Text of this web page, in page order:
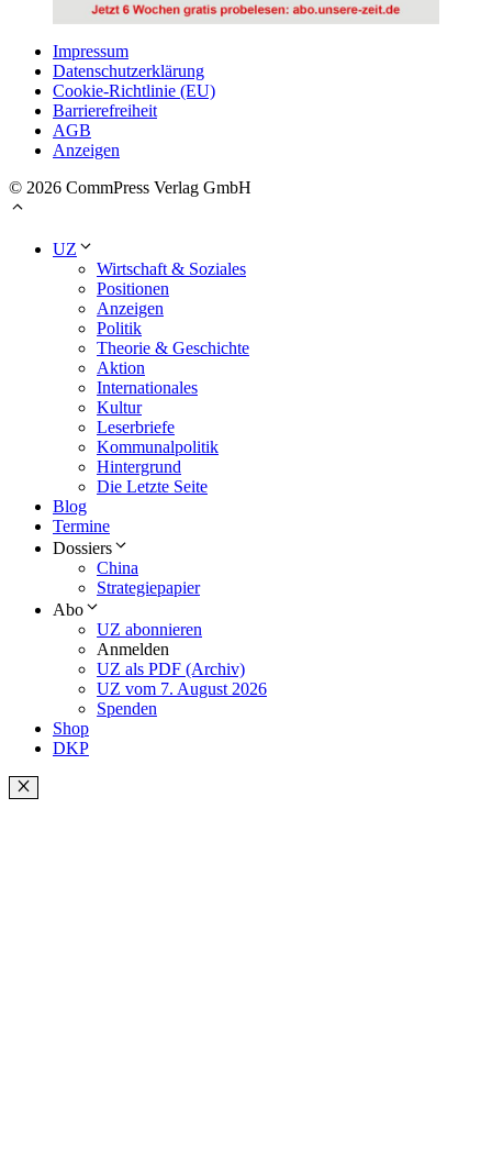
Impressum
Datenschutzerklärung
Cookie-Richtlinie (EU)
Barrierefreiheit
AGB
Anzeigen
© 2026 CommPress Verlag GmbH
UZ
Wirtschaft & Soziales
Positionen
Anzeigen
Politik
Theorie & Geschichte
Aktion
Internationales
Kultur
Leserbriefe
Kommunalpolitik
Hintergrund
Die Letzte Seite
Blog
Termine
Dossiers
China
Strategiepapier
Abo
UZ abonnieren
Anmelden
UZ als PDF (Archiv)
UZ vom 7. August 2026
Spenden
Shop
DKP
Schließen